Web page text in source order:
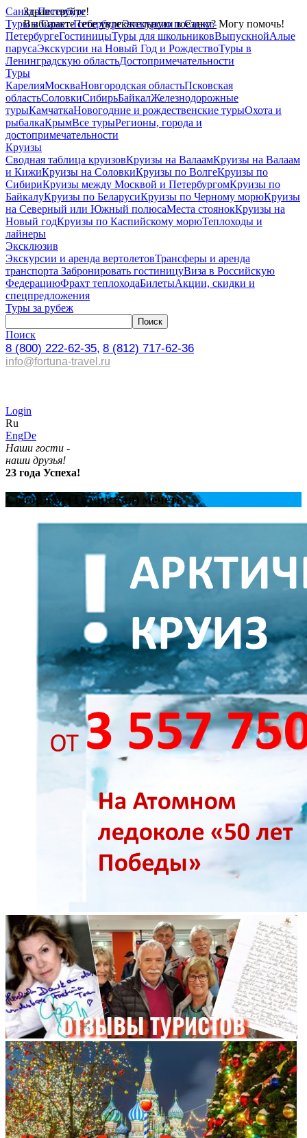
Здравствуйте!
Выбираете себе увлекательную поездку? Могу помочь!
Санкт-Петербург
Туры в Санкт-ПетербургЭкскурсии в Санкт-
ПетербургеГостиницыТуры для школьниковВыпускнойАлые
парусаЭкскурсии на Новый Год и РождествоТуры в
Ленинградскую областьДостопримечательности
Туры
КарелияМоскваНовгородская областьПсковская
областьСоловкиСибирьБайкалЖелезнодорожные
турыКамчаткаНовогодние и рождественские турыОхота и
рыбалкаКрымВсе турыРегионы, города и
достопримечательности
Круизы
Сводная таблица круизовКруизы на ВалаамКруизы на Валаам
и КижиКруизы на СоловкиКруизы по ВолгеКруизы по
СибириКруизы между Москвой и ПетербургомКруизы по
БайкалуКруизы по БеларусиКруизы по Черному морюКруизы
на Северный или Южный полюсаМеста стоянокКруизы на
Новый годКруизы по Каспийскому морюТеплоходы и
лайнеры
Эксклюзив
Экскурсии и аренда вертолетовТрансферы и аренда
транспорта Забронировать гостиницуВиза в Российскую
ФедерациюФрахт теплоходаБилетыАкции, скидки и
спецпредложения
Туры за рубеж
Поиск
8 (800) 222-62-35, 8 (812) 717-62-36
info@fortuna-travel.ru
Login
Ru
EngDe
Наши гости -
наши друзья!
23 года Успеха!
Соборная (Татарская) мечеть